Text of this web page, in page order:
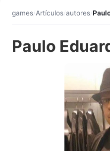
games/Artículos/autores/
Paulo